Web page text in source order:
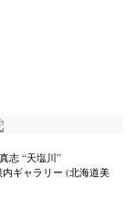
志 “天塩川”
ギャラリー (北海道美